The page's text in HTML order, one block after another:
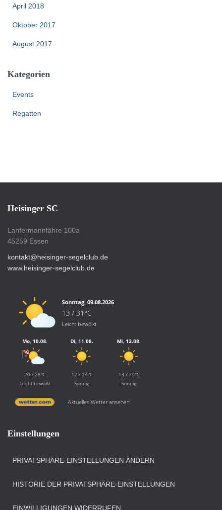
April 2018
Oktober 2017
August 2017
Kategorien
Events
Regatten
Heisinger SC
Lanfermannfähre 100a
45259 Essen
kontakt@heisinger-segelclub.de
www.heisinger-segelclub.de
Sonntag, 09.08.2026
13 / 31°C
Leicht bewölkt
Mo, 10.08.
20 / 28°C
Leicht bewölkt
Di, 11.08.
12 / 24°C
Sonnig
Mi, 12.08.
13 / 29°C
Sonnig
Aktuelles Wetter ansehen
Einstellungen
PRIVATSPHÄRE-EINSTELLUNGEN ÄNDERN
HISTORIE DER PRIVATSPHÄRE-EINSTELLUNGEN
EINWILLIGUNGEN WIDERRUFEN